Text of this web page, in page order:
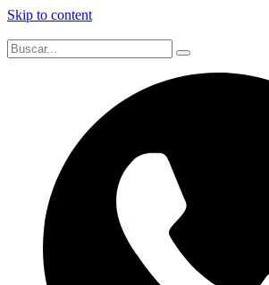
Skip to content